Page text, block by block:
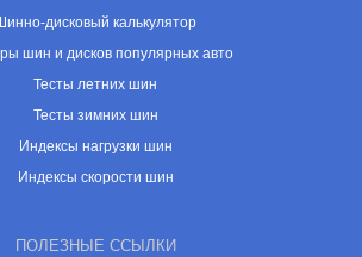
дисковый калькулятор
шин и дисков популярных авто
Тесты летних шин
Тесты зимних шин
Индексы нагрузки шин
Индексы скорости шин
ПОЛЕЗНЫЕ ССЫЛКИ